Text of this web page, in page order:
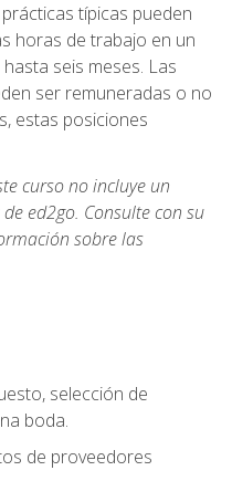
típicas pueden
horas de trabajo en un
seis meses. Las
ser remuneradas o no
estas posiciones
curso no incluye un
ed2go. Consulte con su
sobre las
selección de
boda.
de proveedores